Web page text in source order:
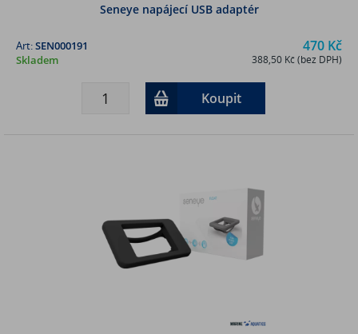
Seneye napájecí USB adaptér
470 Kč
388,50 Kč (bez DPH)
Art:SEN000191
Skladem
Koupit